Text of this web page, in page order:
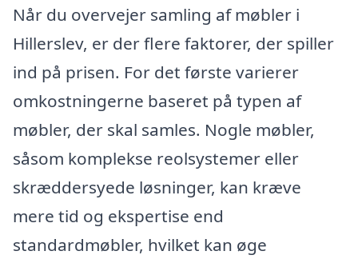
Når du overvejer samling af møbler i
Hillerslev, er der flere faktorer, der spiller
ind på prisen. For det første varierer
omkostningerne baseret på typen af
møbler, der skal samles. Nogle møbler,
såsom komplekse reolsystemer eller
skræddersyede løsninger, kan kræve
mere tid og ekspertise end
standardmøbler, hvilket kan øge